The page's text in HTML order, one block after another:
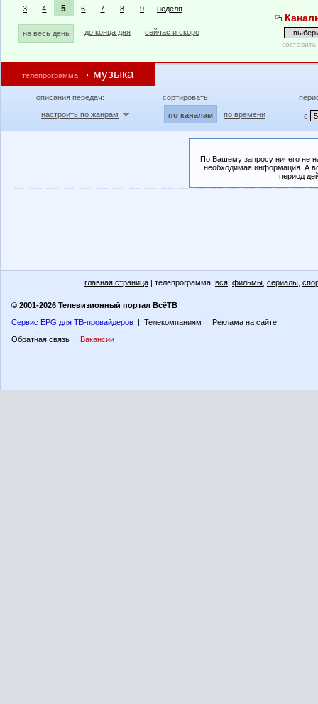
3 4 5 6 7 8 9 неделя
на весь день до конца дня сейчас и скоро
телепрограмма музыка
описания передач:
настроить по жанрам
сортировать:
по каналам по времени с
По Вашему запросу ничего не
необходимая информация. А
период
главная страница | телепрограмма: вся фильмы сериалы
© 2001-2026 Телевизионный портал ВсёТВ
Сервис EPG для ТВ-провайдеров | Телекомпаниям | Реклама на сайте
Обратная связь | Вакансии